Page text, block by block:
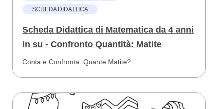
SCHEDA DIDATTICA
Scheda Didattica di Matematica da 4 anni
in su - Confronto Quantità: Matite
Conta e Confronta: Quante Matite?